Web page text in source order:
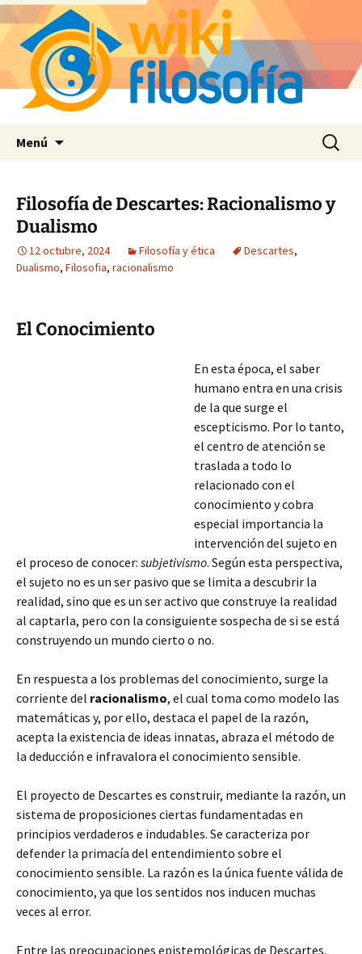
Menú Buscar:
Filosofía de Descartes: Racionalismo y
Dualismo
12 octubre, 2024 Filosofía y ética Descartes,
Dualismo, Filosofia, racionalismo
El Conocimiento
En esta época, el saber
humano entra en una crisis
de la que surge el
escepticismo. Por lo tanto,
el centro de atención se
traslada a todo lo
relacionado con el
conocimiento y cobra
especial importancia la
intervención del sujeto en
el proceso de conocer: subjetivismo. Según esta perspectiva,
el sujeto no es un ser pasivo que se limita a descubrir la
realidad, sino que es un ser activo que construye la realidad
al captarla, pero con la consiguiente sospecha de si se está
construyendo un mundo cierto o no.
En respuesta a los problemas del conocimiento, surge la
corriente del racionalismo, el cual toma como modelo las
matemáticas y, por ello, destaca el papel de la razón,
acepta la existencia de ideas innatas, abraza el método de
la deducción e infravalora el conocimiento sensible.
El proyecto de Descartes es construir, mediante la razón, un
sistema de proposiciones ciertas fundamentadas en
principios verdaderos e indudables. Se caracteriza por
defender la primacía del entendimiento sobre el
conocimiento sensible. La razón es la única fuente válida de
conocimiento, ya que los sentidos nos inducen muchas
veces al error.
Entre las preocupaciones epistemológicas de Descartes,